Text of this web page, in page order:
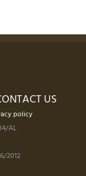
US
policy
AL
2012